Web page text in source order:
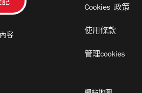
內容
Cookies 政策
使用條款
管理cookies